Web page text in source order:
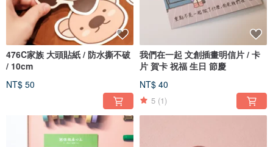
476C家族 大頭貼紙 / 防水撕不破
/ 10cm
NT$ 50
我們在一起 文創插畫明信片 / 卡
片 賀卡 祝福 生日 節慶
NT$ 40
5 (1)